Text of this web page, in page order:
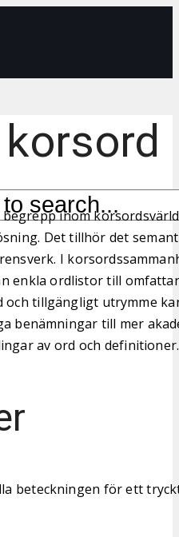
inom
Det tillhör det
I
enkla ordlistor till
och tillgängligt utrymme
benämningar till mer
av ord och definitioner.
beteckningen för ett